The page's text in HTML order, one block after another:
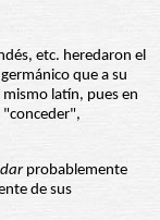
etc. heredaron el
que a su
latín, pues en
"conceder",
probablemente
de sus